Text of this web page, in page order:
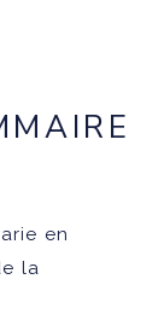
en
la